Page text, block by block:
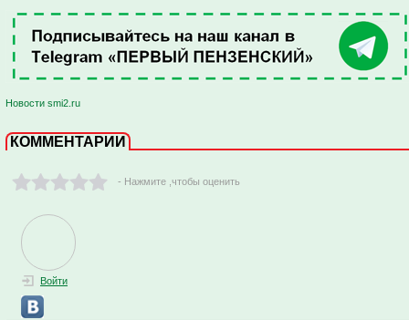
Новости smi2.ru
КОММЕНТАРИИ
- Нажмите ,чтобы оценить
Войти